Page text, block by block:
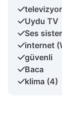
Uydu TV
Ses
internet
güvenli
Baca
klima (4)